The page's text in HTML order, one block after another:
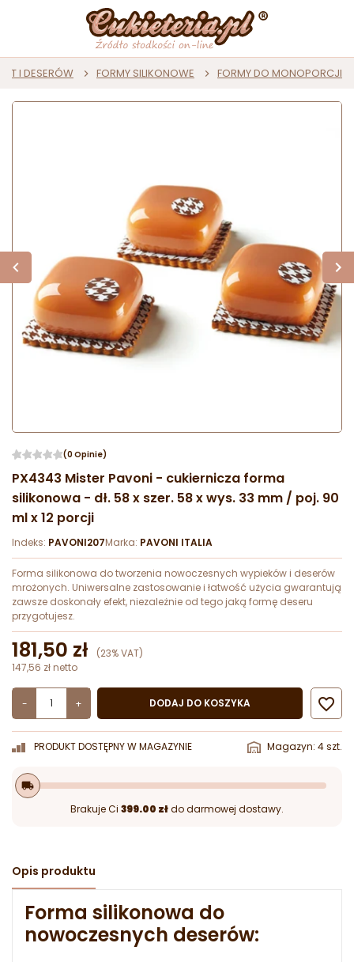
I DESERÓW FORMY SILIKONOWE FORMY DO MONOPORCJI
(0 Opinie)
PX4343 Mister Pavoni - cukiernicza forma
silikonowa - dł. 58 x szer. 58 x wys. 33 mm / poj. 90
ml x 12 porcji
Indeks: PAVONI207Marka: PAVONI ITALIA
Forma silikonowa do tworzenia nowoczesnych wypieków i deserów
mrożonych. Uniwersalne zastosowanie i łatwość użycia gwarantują
zawsze doskonały efekt, niezależnie od tego jaką formę deseru
przygotujesz.
181,50 zł
(23% VAT)
147,56 zł netto
- + DODAJ DO KOSZYKA 
PRODUKT DOSTĘPNY W MAGAZYNIE Magazyn: 4 szt.
local_shipping
Brakuje Ci 399.00 złdo darmowej dostawy.
Opis produktu
Forma silikonowa do
nowoczesnych deserów: